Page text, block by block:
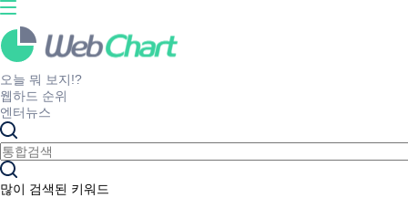
오늘 뭐 보지!?
웹하드 순위
엔터뉴스
많이 검색된 키워드